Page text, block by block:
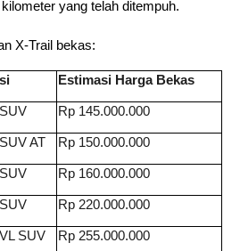
yang telah ditempuh.
X-Trail bekas:
Estimasi Harga Bekas
Rp 145.000.000
AT Rp 150.000.000
Rp 160.000.000
Rp 220.000.000
SUV Rp 255.000.000